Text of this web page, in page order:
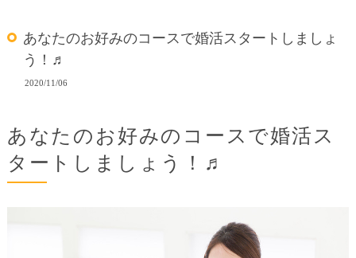
あなたのお好みのコースで婚活スタートしましょ
う！♬
2020/11/06
あなたのお好みのコースで婚活ス
タートしましょう！♬